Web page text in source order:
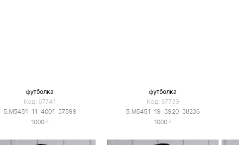
футболка
Код: 87741
5.M5451-11-4001-37599
1000Я
футболка
Код: 87739
5.M5451-19-3920-38236
1000Я